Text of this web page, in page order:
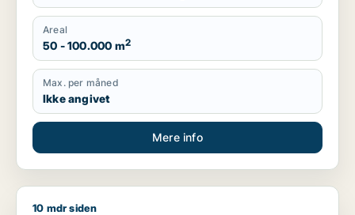
Areal
50 - 100.000 m2
Max. per måned
Ikke angivet
Mere info
Heino søger lager, værksted eller produktionslokaler til salg
10 mdr siden